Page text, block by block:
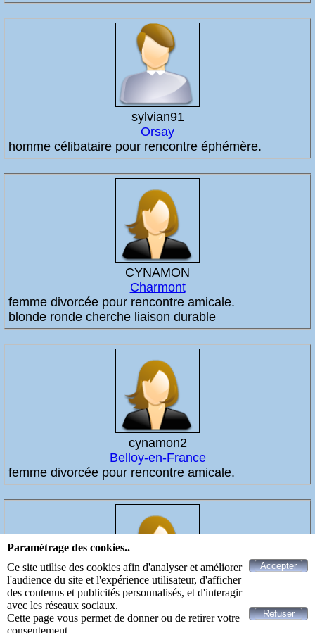
Paramétrage des cookies..
Ce site utilise des cookies afin d'analyser et améliorer
l'audience du site et l'expérience utilisateur, d'afficher
des contenus et publicités personnalisés, et d'interagir
avec les réseaux sociaux.
Cette page vous permet de donner ou de retirer votre
consentement.
Accepter
Refuser
sylvian91
Orsay
homme célibataire pour rencontre éphémère.
CYNAMON
Charmont
femme divorcée pour rencontre amicale.
blonde ronde cherche liaison durable
cynamon2
Belloy-en-France
femme divorcée pour rencontre amicale.
REBEKA012
Champagne-sur-Oise
femme divorcée pour rencontre amicale.